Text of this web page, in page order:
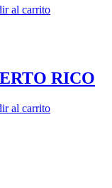
al carrito
RICO
al carrito